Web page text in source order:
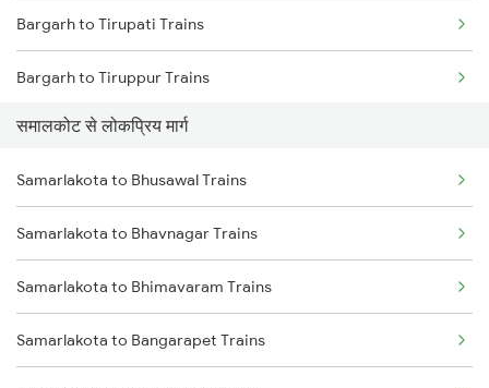
Samarlakota to Gudur Trains
Samarlakota to Nellore Trains
Samarlakota to Ongole Trains
Bargarh to Tirupati Trains
Bargarh to Tiruppur Trains
Bargarh to Visakhapatnam Trains
Bargarh to Vizianagaram Trains
Bargarh to Ahmedabad Trains
Bargarh to Talcher Trains
Bargarh to Jolarpettai Trains
समालकोट से लोकप्रिय मार्ग
Samarlakota to Bhusawal Trains
Samarlakota to Bhavnagar Trains
Samarlakota to Bhimavaram Trains
Samarlakota to Bangarapet Trains